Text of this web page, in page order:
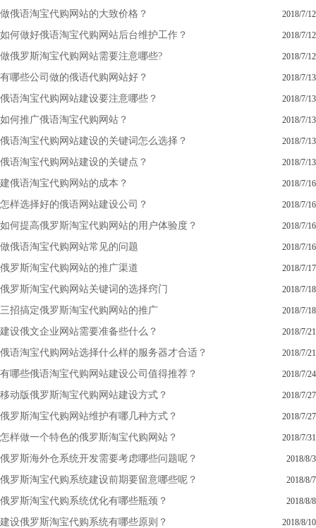
做俄语淘宝代购网站的大致价格？ 2018/7/12
如何做好俄语淘宝代购网站后台维护工作？ 2018/7/12
做俄罗斯淘宝代购网站需要注意哪些? 2018/7/12
有哪些公司做的俄语代购网站好？ 2018/7/13
俄语淘宝代购网站建设要注意哪些？ 2018/7/13
如何推广俄语淘宝代购网站？ 2018/7/13
俄语淘宝代购网站建设的关键词怎么选择？ 2018/7/13
俄语淘宝代购网站建设的关键点？ 2018/7/13
建俄语淘宝代购网站的成本？ 2018/7/16
怎样选择好的俄语网站建设公司？ 2018/7/16
如何提高俄罗斯淘宝代购网站的用户体验度？ 2018/7/16
做俄语淘宝代购网站常见的问题 2018/7/16
俄罗斯淘宝代购网站的推广渠道 2018/7/17
俄罗斯淘宝代购网站关键词的选择窍门 2018/7/18
三招搞定俄罗斯淘宝代购网站的推广 2018/7/18
建设俄文企业网站需要准备些什么？ 2018/7/21
俄语淘宝代购网站选择什么样的服务器才合适？ 2018/7/21
有哪些俄语淘宝代购网站建设公司值得推荐？ 2018/7/24
移动版俄罗斯淘宝代购网站建设方式？ 2018/7/27
俄罗斯淘宝代购网站维护有哪几种方式？ 2018/7/27
怎样做一个特色的俄罗斯淘宝代购网站？ 2018/7/31
俄罗斯海外仓系统开发需要考虑哪些问题呢？ 2018/8/3
俄罗斯淘宝代购系统建设前期要留意哪些呢？ 2018/8/7
俄罗斯淘宝代购系统优化有哪些瓶颈？ 2018/8/8
建设俄罗斯淘宝代购系统有哪些原则？ 2018/8/10